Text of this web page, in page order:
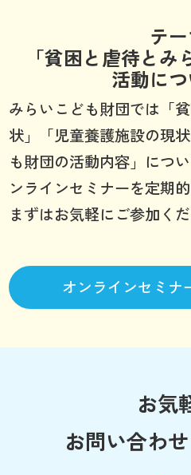
テ
「貧困と虐待と
活動につ
みらいこども財団では「
状」「児童養護施設の現
も財団の活動内容」につ
ンラインセミナーを定期
まずはお気軽にご参加くだ
オンラインセミナ
お気
お問い合わせ